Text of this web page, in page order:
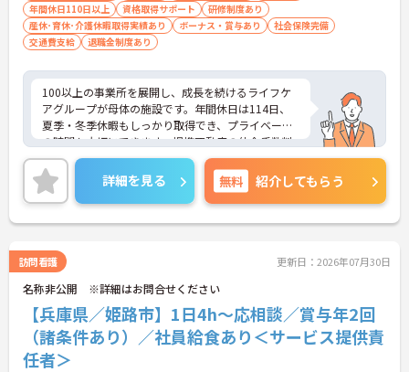
年間休日110日以上
資格取得サポート
研修制度あり
産休･育休･介護休暇取得実績あり
ボーナス・賞与あり
社会保険完備
交通費支給
退職金制度あり
100以上の事業所を展開し、成長を続けるライフケ
アグループが母体の施設です。年間休日は114日、
夏季・冬季休暇もしっかり取得でき、プライベート
の時間も大切にできます。提携不動産の仲介手数料
無料や企業主導型保育園の社員割引、鍼灸整骨院の
無料診療など、同法人ならではのユニークな福利厚
生も魅力です。「仕事を楽しむ」をモットーに、ア
ットホームでゆったりとした雰囲気のなか、あなた
の意見やアイデアを活かせます。資格取得支援やキ
にしながら安定した組織で長くキャリアを築きたい
方、向上心を持って積極的に業務に取り組める方か
らのご応募をお待ちしております。 ご興味のある方
は詳細等をお伝えしますので、お気軽にお問い合わ
せください。
詳細を見る 無料 紹介してもらう
訪問看護 更新日：2026年07月30日
名称非公開 ※詳細はお問合せください
【兵庫県／姫路市】1日4h～応相談／賞与年2回
（諸条件あり）／社員給食あり＜サービス提供責
任者＞